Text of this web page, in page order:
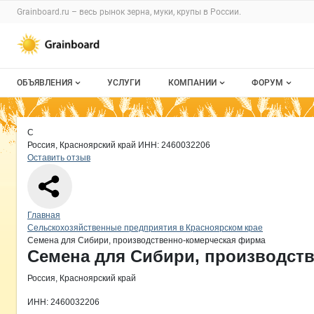
Раздел навигации по сайту grainboard.ru
Grainboard.ru – весь рынок зерна, муки, крупы в России.
Авторизация и меню пользователя
Навигация по разделам сайта grainboard.ru
ОБЪЯВЛЕНИЯ
Все объявления
Мои объявления
УСЛУГИ КОМПАНИИ
О каталоге компаний
Каталог компаний
ФОРУМ
Все темы
Страница компании
Страница компании
Краткая информация о компании
С
Россия, Красноярский край ИНН: 2460032206
Оставить отзыв
Навигация по сайту
Главная
Сельскохозяйственные предприятия в Красноярском крае
Семена для Сибири, производственно-комерческая фирма
Основная информация о компании
Семена для Сибири,
Россия, Красноярский край
ИНН: 2460032206